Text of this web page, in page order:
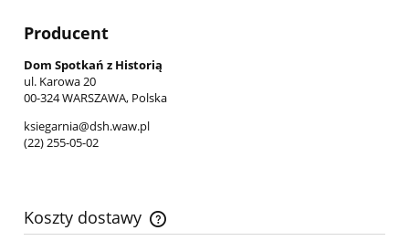
Producent
Dom Spotkań z Historią
ul. Karowa 20
00-324 WARSZAWA, Polska
ksiegarnia@dsh.waw.pl
(22) 255-05-02
Koszty dostawy
Cena nie zawiera ewentualnych kosztów płatności